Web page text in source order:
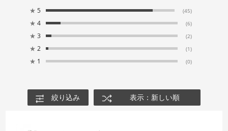
★ 5 (45)
★ 4 (6)
★ 3 (2)
★ 2 (1)
★ 1 (0)
絞り込み 表示：新しい順